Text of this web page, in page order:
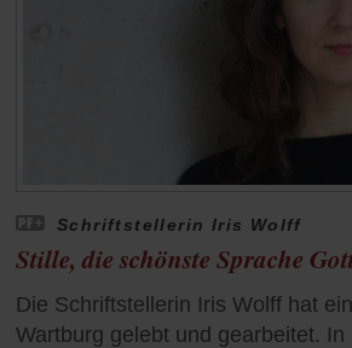
Schriftstellerin Iris Wolff
Stille, die schönste Sprache
Die Schriftstellerin Iris Wolff hat
Wartburg gelebt und gearbeitet.